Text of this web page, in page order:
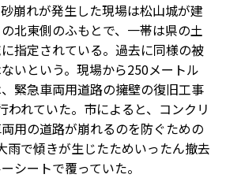
崩れが発生した現場は松山城が建
北東側のふもとで、一帯は県の土
指定されている。過去に同様の被
いという。現場から250メートル
緊急車両用道路の擁壁の復旧工事
われていた。市によると、コンクリ
用の道路が崩れるのを防ぐための
雨で傾きが生じたためいったん撤去
シートで覆っていた。